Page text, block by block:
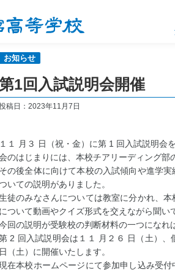
館高校につい
コース紹介
INFORMATION
実績・進路指
ールライフ
LIFE
入試情報
ADMISSION
お知らせ
1回入試説明会開催
稿日：2023年11月7日
１１ 月３ 日（祝・金）に第 1 回入試説明会
のはじまりには、本校チアリーディング
その後全体に向けて本校の入試傾向や進学
いての説明がありました。
徒のみなさんについては教室に分かれ、
について動画やクイズ形式を交えながら聞い
回の説明が受験校の判断材料の一つになれ
2 回入試説明会は１１ 月２６ 日（土）
日（土）に開催いたします。
在本校ホームページにて参加申し込み受